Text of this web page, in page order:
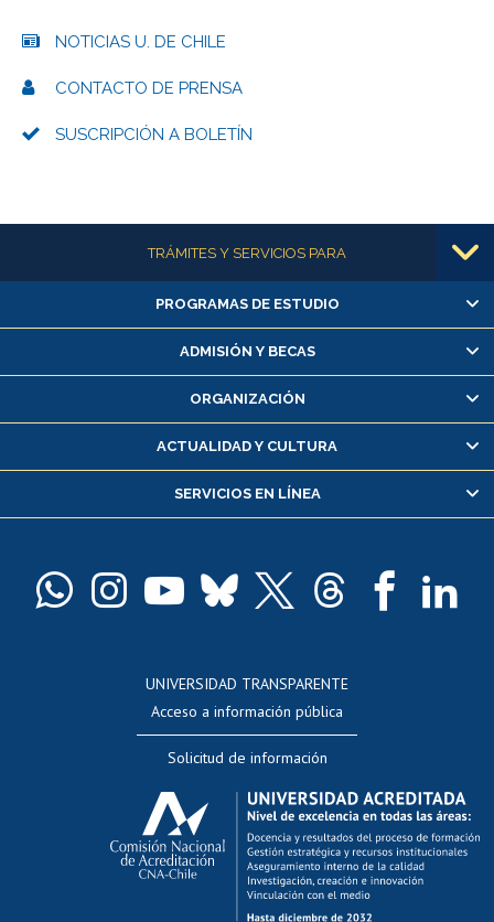
NOTICIAS U. DE CHILE
CONTACTO DE PRENSA
SUSCRIPCIÓN A BOLETÍN
Más informaciónTRÁMITES Y SERVICIOS PARA
Alumnas/os y exalumnas/os
Matrícula en línea
Inscripción y cambio de asignaturas
Consulta y certificado de notas
Servicio médico y dental
Pago de arancel y crédito alumnos
Docentes
Perfeccionamiento
Editar Portafolio Académico
Evaluación docente
Calificación académica
Postulación al AUCAI
Funcionarias/os
Cursos internos de capacitación
PROGRAMAS DE ESTUDIO
ADMISIÓN Y BECAS
ORGANIZACIÓN
ACTUALIDAD Y CULTURA
SERVICIOS EN LÍNEA
UNIVERSIDAD TRANSPARENTE
Acceso a información pública
Solicitud de información